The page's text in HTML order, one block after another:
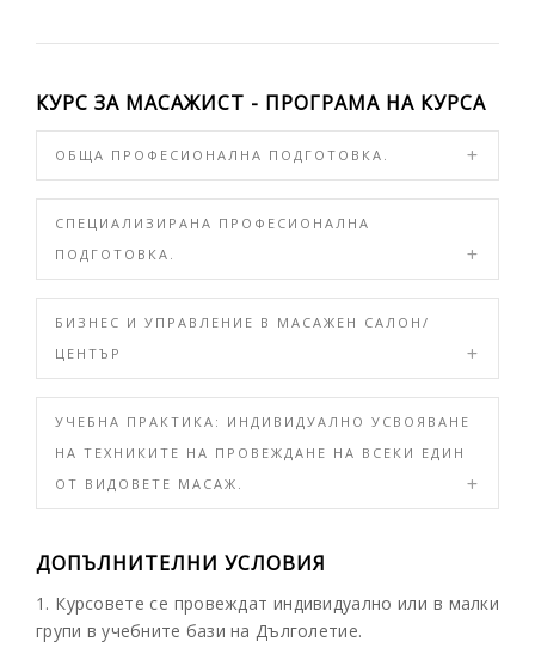
КУРС ЗА МАСАЖИСТ - ПРОГРАМА НА КУРСА
ОБЩА ПРОФЕСИОНАЛНА ПОДГОТОВКА.
СПЕЦИАЛИЗИРАНА ПРОФЕСИОНАЛНА
ПОДГОТОВКА.
БИЗНЕС И УПРАВЛЕНИЕ В МАСАЖЕН САЛОН/
ЦЕНТЪР
УЧЕБНА ПРАКТИКА: ИНДИВИДУАЛНО УСВОЯВАНЕ
НА ТЕХНИКИТЕ НА ПРОВЕЖДАНЕ НА ВСЕКИ ЕДИН
ОТ ВИДОВЕТЕ МАСАЖ.
ДОПЪЛНИТЕЛНИ УСЛОВИЯ
1. Курсовете се провеждат индивидуално или в малки
групи в учебните бази на Дълголетие.